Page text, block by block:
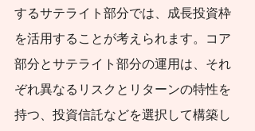
やるべきことと、将
来にわたってやるべ
きことは何かを​具体
的に示しま
す。
するサテライト部分では、成長投資枠
を活用することが考えられます。コア
部分とサテライト部分の運用は、それ
ぞれ異なるリスクとリターンの特性を
持つ、投資信託などを選択して構築し